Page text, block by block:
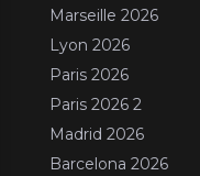
Marseille 2026
Lyon 2026
Paris 2026
Paris 2026 2
Madrid 2026
Barcelona 2026